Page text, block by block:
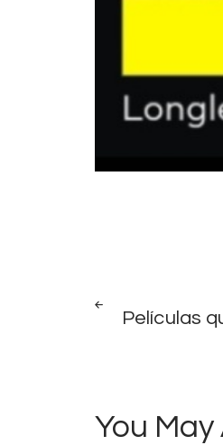
Post
POST
Películas
You May